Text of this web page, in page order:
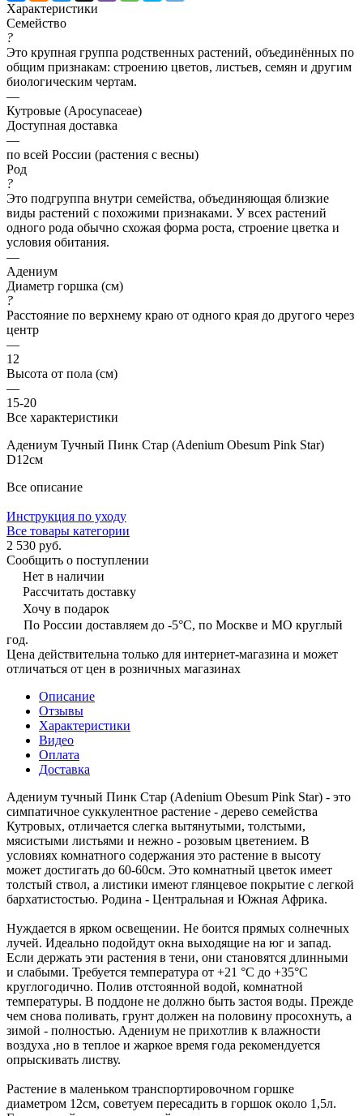
Характеристики
Семейство
?
Это крупная группа родственных растений, объединённых по
общим признакам: строению цветов, листьев, семян и другим
биологическим чертам.
—
Кутровые (Apocynaceae)
Доступная доставка
—
по всей России (растения с весны)
Род
?
Это подгруппа внутри семейства, объединяющая близкие
виды растений с похожими признаками. У всех растений
одного рода обычно схожая форма роста, строение цветка и
условия обитания.
—
Адениум
Диаметр горшка (см)
?
Расстояние по верхнему краю от одного края до другого через
центр
—
12
Высота от пола (см)
—
15-20
Все характеристики
Адениум Тучный Пинк Стар (Adenium Obesum Pink Star)
D12см
Все описание
Инструкция по уходу
Все товары категории
2 530 руб.
Сообщить о поступлении
Нет в наличии
Рассчитать доставку
Хочу в подарок
По России доставляем до -5°C, по Москве и МО круглый
год.
Цена действительна только для интернет-магазина и может
отличаться от цен в розничных магазинах
Описание
Отзывы
Характеристики
Видео
Оплата
Доставка
Адениум тучный Пинк Стар (Adenium Obesum Pink Star) - это
симпатичное суккулентное растение - дерево семейства
Кутровых, отличается слегка вытянутыми, толстыми,
мясистыми листьями и нежно - розовым цветением. В
условиях комнатного содержания это растение в высоту
может достигать до 60-60см. Это комнатный цветок имеет
толстый ствол, а листики имеют глянцевое покрытие с легкой
бархатистостью. Родина - Центральная и Южная Африка.
Нуждается в ярком освещении. Не боится прямых солнечных
лучей. Идеально подойдут окна выходящие на юг и запад.
Если держать эти растения в тени, они становятся длинными
и слабыми. Требуется температура от +21 °С до +35°С
круглогодично. Полив отстоянной водой, комнатной
температуры. В поддоне не должно быть застоя воды. Прежде
чем снова поливать, грунт должен на половину просохнуть, а
зимой - полностью. Адениум не прихотлив к влажности
воздуха ,но в теплое и жаркое время года рекомендуется
опрыскивать листву.
Растение в маленьком транспортировочном горшке
диаметром 12см, советуем пересадить в горшок около 1,5л.